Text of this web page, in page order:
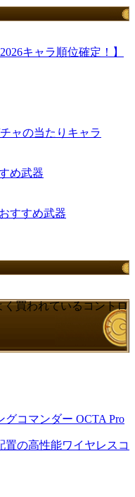
キャラ順位確定！】
ャの当たりキャラ
め武器
すすめ武器
く買われているコントロ
コマンダー OCTA Pro
の高性能ワイヤレスコ